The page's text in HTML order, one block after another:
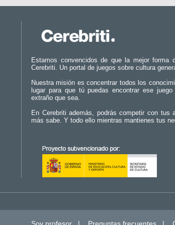
Estamos convencidos de que la mejor forma
Cerebriti. Un portal de juegos sobre cultura
Nuestra misión es concentrar todos los
lugar para que tú puedas encontrar ese
extraño que sea.
En Cerebriti además, podrás competir con tus
más sabe. Y todo ello mientras mantienes tus